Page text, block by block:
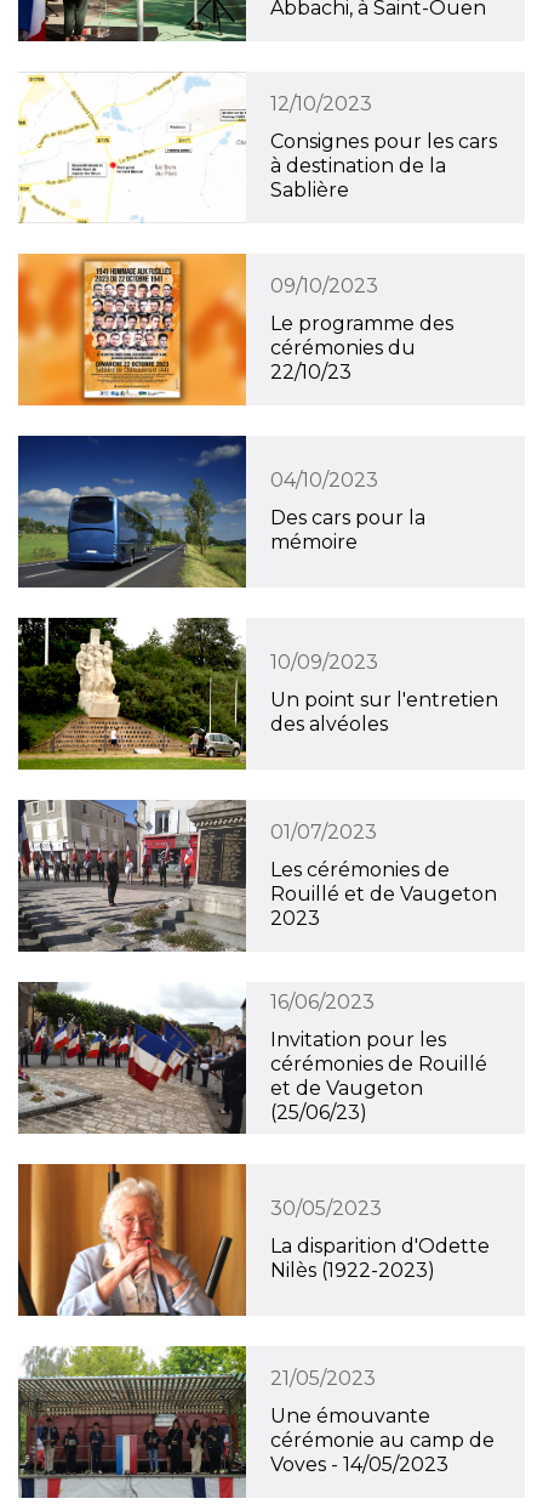
Abbachi, à Saint-Ouen
12/10/2023
Consignes pour les cars
à destination de la
Sablière
09/10/2023
Le programme des
cérémonies du
22/10/23
04/10/2023
Des cars pour la
mémoire
10/09/2023
Un point sur l'entretien
des alvéoles
01/07/2023
Les cérémonies de
Rouillé et de Vaugeton
2023
16/06/2023
Invitation pour les
cérémonies de Rouillé
et de Vaugeton
(25/06/23)
30/05/2023
La disparition d'Odette
Nilès (1922-2023)
21/05/2023
Une émouvante
cérémonie au camp de
Voves - 14/05/2023